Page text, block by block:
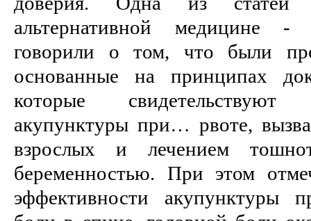
альтернативной медицине -
говорили о том, что были
основанные на принципах
которые
акупунктуры при… рвоте,
взрослых и лечением
беременностью. При этом
эффективности акупунктуры